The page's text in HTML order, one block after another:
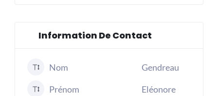
Information De Contact
Nom Gendreau
Prénom Eléonore